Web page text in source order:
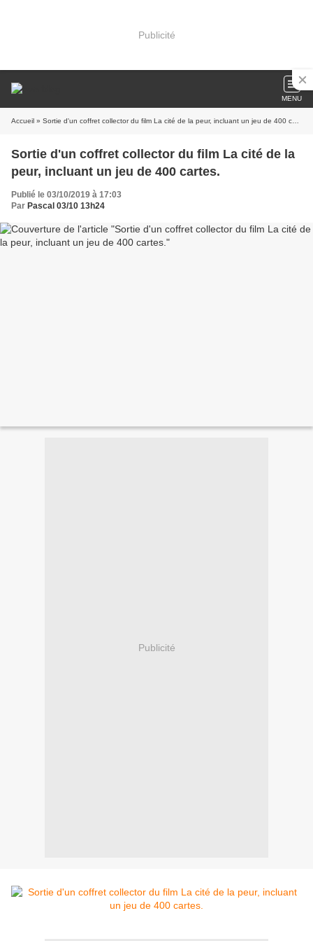
Publicité
MENU
Accueil » Sortie d'un coffret collector du film La cité de la peur, incluant un jeu de 400 cartes.
Sortie d'un coffret collector du film La cité de la
peur, incluant un jeu de 400 cartes.
Publié le 03/10/2019 à 17:03
Par Pascal 03/10 13h24
Publicité